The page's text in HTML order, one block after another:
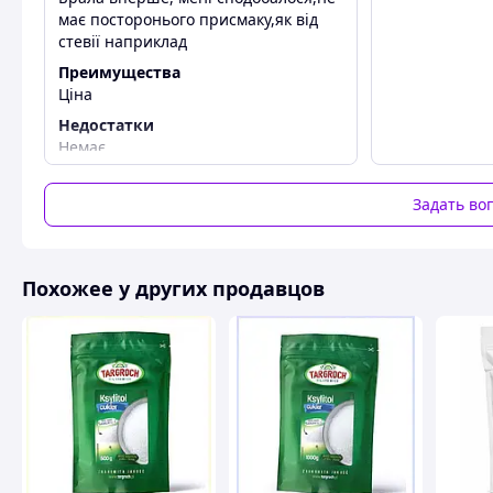
має посторонього присмаку,як від
стевії наприклад
Преимущества
Ціна
Недостатки
Немає
Задать
Похожее у других продавцов